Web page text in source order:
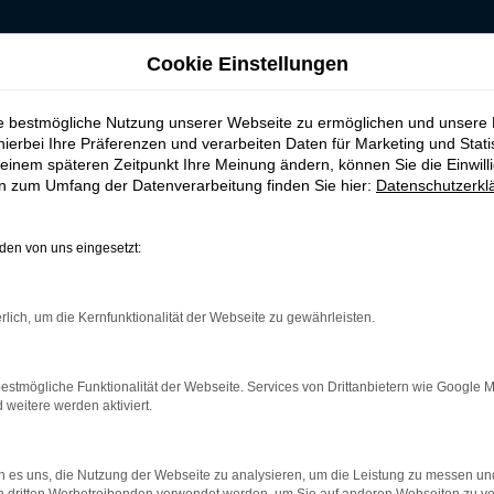
leasen,
in Bottrop
ist ganz sicher das passende Fahrzeug für Sie. Der Vorteil
eine herausragende Ausstattung und eine enorme
als EU-Import sowie als Gebraucht- oder Jahreswagen.
sind. Wir beraten Sie gerne und stehen Ihnen für all Ihre
Cookie Einstellungen
bestmögliche Nutzung unserer Webseite zu ermöglichen und unsere
Ihre Präferenzen und verarbeiten Daten für Marketing und
späteren Zeitpunkt Ihre Meinung ändern, können Sie die
zum Umfang der Datenverarbeitung finden Sie hier:
von uns eingesetzt:
um die Kernfunktionalität der Webseite zu gewährleisten.
Funktionalität der Webseite. Services von Drittanbietern wie Google
weitere werden aktiviert.
es uns, die Nutzung der Webseite zu analysieren, um die Leistung zu messen